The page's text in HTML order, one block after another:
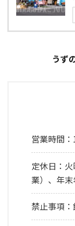
うず
営業時間
定休日：
業）、年
禁止事項